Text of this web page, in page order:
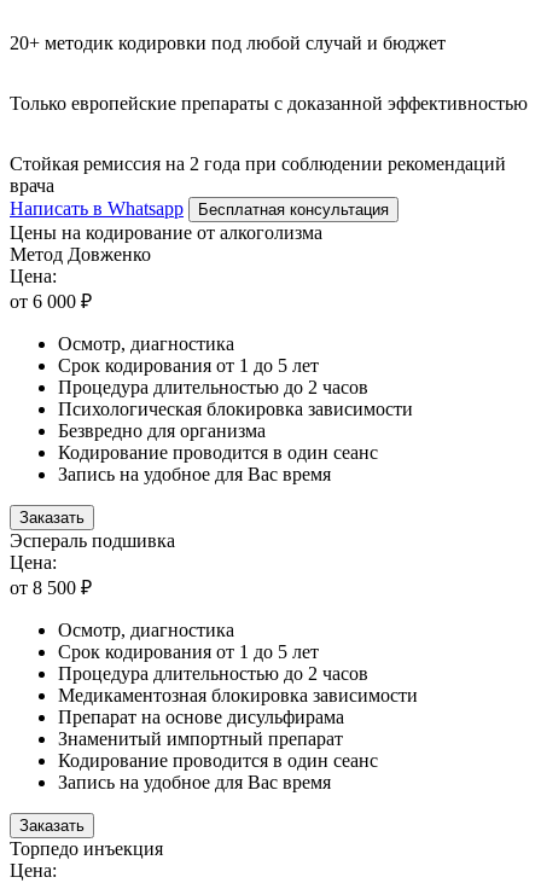
20+ методик кодировки под любой случай и бюджет
Только европейские препараты с доказанной эффективностью
Стойкая ремиссия на 2 года при соблюдении рекомендаций
врача
Написать в Whatsapp
Бесплатная консультация
Цены на кодирование от алкоголизма
Метод Довженко
Цена:
от 6 000 ₽
Осмотр, диагностика
Срок кодирования от 1 до 5 лет
Процедура длительностью до 2 часов
Психологическая блокировка зависимости
Безвредно для организма
Кодирование проводится в один сеанс
Запись на удобное для Вас время
Заказать
Эспераль подшивка
Цена:
от 8 500 ₽
Осмотр, диагностика
Срок кодирования от 1 до 5 лет
Процедура длительностью до 2 часов
Медикаментозная блокировка зависимости
Препарат на основе дисульфирама
Знаменитый импортный препарат
Кодирование проводится в один сеанс
Запись на удобное для Вас время
Заказать
Торпедо инъекция
Цена: